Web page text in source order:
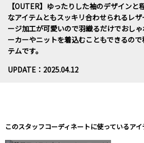
【OUTER】ゆったりした袖のデザイン
なアイテムともスッキリ合わせられるレ
ージ加工が可愛いので羽織るだけでおし
ーカーやニットを着込むこともできるの
テムです。
UPDATE：2025.04.12
このスタッフコーディネートに使っているアイ